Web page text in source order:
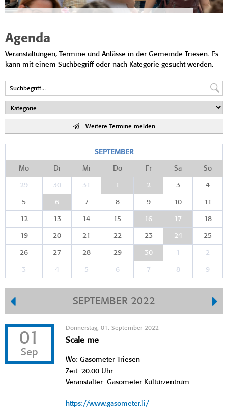
Agenda
Veranstaltungen, Termine und Anlässe in der Gemeinde Triesen. Es
kann mit einem Suchbegriff oder nach Kategorie gesucht werden.
Weitere Termine melden
SEPTEMBER
Mo Di Mi Do Fr Sa So
29 30 31 1 2 3 4
5 6 7 8 9 10 11
12 13 14 15 16 17 18
19 20 21 22 23 24 25
26 27 28 29 30 1 2
3 4 5 6 7 8 9
SEPTEMBER 2022
01
Sep
Donnerstag, 01. September 2022
Scale me
Wo: Gasometer Triesen
Zeit: 20.00 Uhr
Veranstalter: Gasometer Kulturzentrum
https://www.gasometer.li/